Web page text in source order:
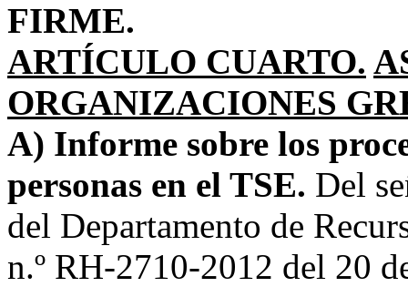
FIRME.
ARTÍCULO CUARTO.
ORGANIZACIONES
A) Informe sobre los
personas en el TSE. Del
del Departamento de
n.º RH-2710-2012 del 20